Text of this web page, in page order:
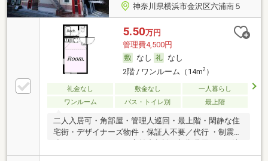
神奈川県横浜市金沢区六浦南５
5.50万円
管理費4,500円
なし
なし
2階 / ワンルーム（14m2）
礼金なし 敷金なし
一人暮らし
ワンルーム
バス・トイレ別 最上階
二人入居可・角部屋・管理人巡回・最上階・閑静な住
宅街・デザイナーズ物件・保証人不要／代行 ・制震構
造・ルームシェア可・高齢者相談・初期費用カード決
済可